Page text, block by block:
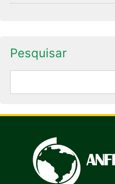
Pesquisar